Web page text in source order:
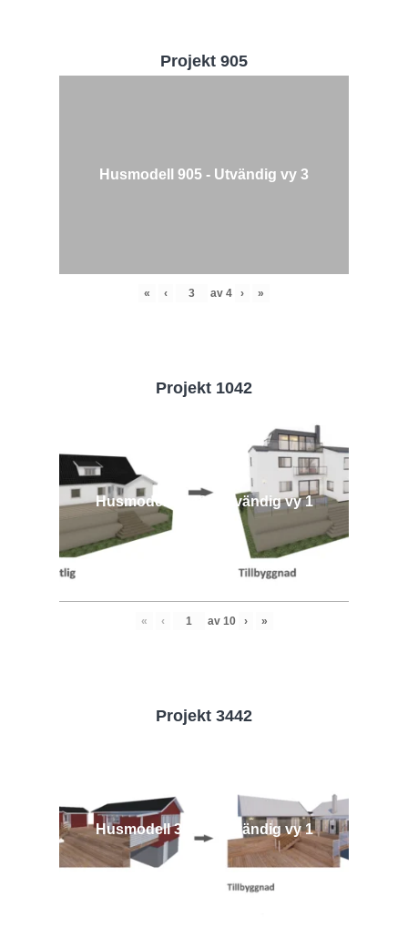
Projekt 905
Husmodell 905 - Utvändig vy 3
« ‹ av 4 › »
Projekt 1042
Husmodell 1042 - Utvändig vy 1
« ‹ av 10 › »
Projekt 3442
Husmodell 3442 - Utvändig vy 1